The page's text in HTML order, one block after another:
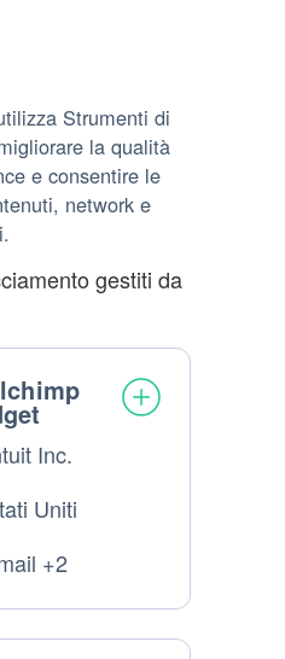
Strumenti di
la qualità
e consentire le
network e
gestiti da
Inc.
Uniti
+2